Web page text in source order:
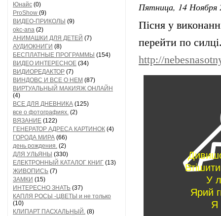
Юнайс (0)
ProShow (9)
ВИДЕО-ПРИКОЛЫ (9)
okc-ana (2)
АНИМАШКИ ДЛЯ ДЕТЕЙ (7)
АУДИОКНИГИ (8)
БЕСПЛАТНЫЕ ПРОГРАММЫ (154)
ВИДЕО ИНТЕРЕСНОЕ (34)
ВИДИОРЕДАКТОР (7)
ВИНДОВС И ВСЕ О НЕМ (87)
ВИРТУАЛЬНЫЙ МАКИЯЖ ОНЛАЙН
(4)
ВСЕ ДЛЯ ДНЕВНИКА (125)
все о фотографиях. (2)
ВЯЗАНИЕ (122)
ГЕНЕРАТОР АДРЕСА КАРТИНОК (4)
ГОРОДА МИРА (66)
день рождения. (2)
ДЛЯ УЛЬЯНЫ (330)
ЕЛЕКТРОННЫЙ КАТАЛОГ КНИГ (13)
ЖИВОПИСЬ (7)
ЗАМКИ (15)
ИНТЕРЕСНО ЗНАТЬ (37)
КАПЛЯ РОСЫ -ЦВЕТЫ и не только
(10)
КЛИПАРТ ПАСХАЛЬНЫЙ. (8)
Пятница, 14 Ноября
Пісня у
перейти по
http://
У
Ярий
Я